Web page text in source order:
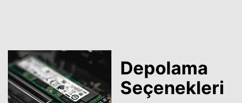
Depolama
Seçenekleri